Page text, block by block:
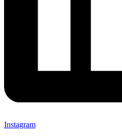
Instagram